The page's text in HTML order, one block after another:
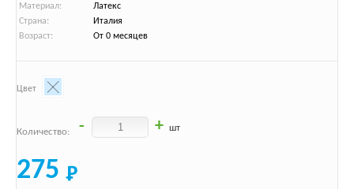
Материал:
Латекс
Страна:
Италия
Возраст:
От 0 месяцев
Цвет
Количество: - + шт
275